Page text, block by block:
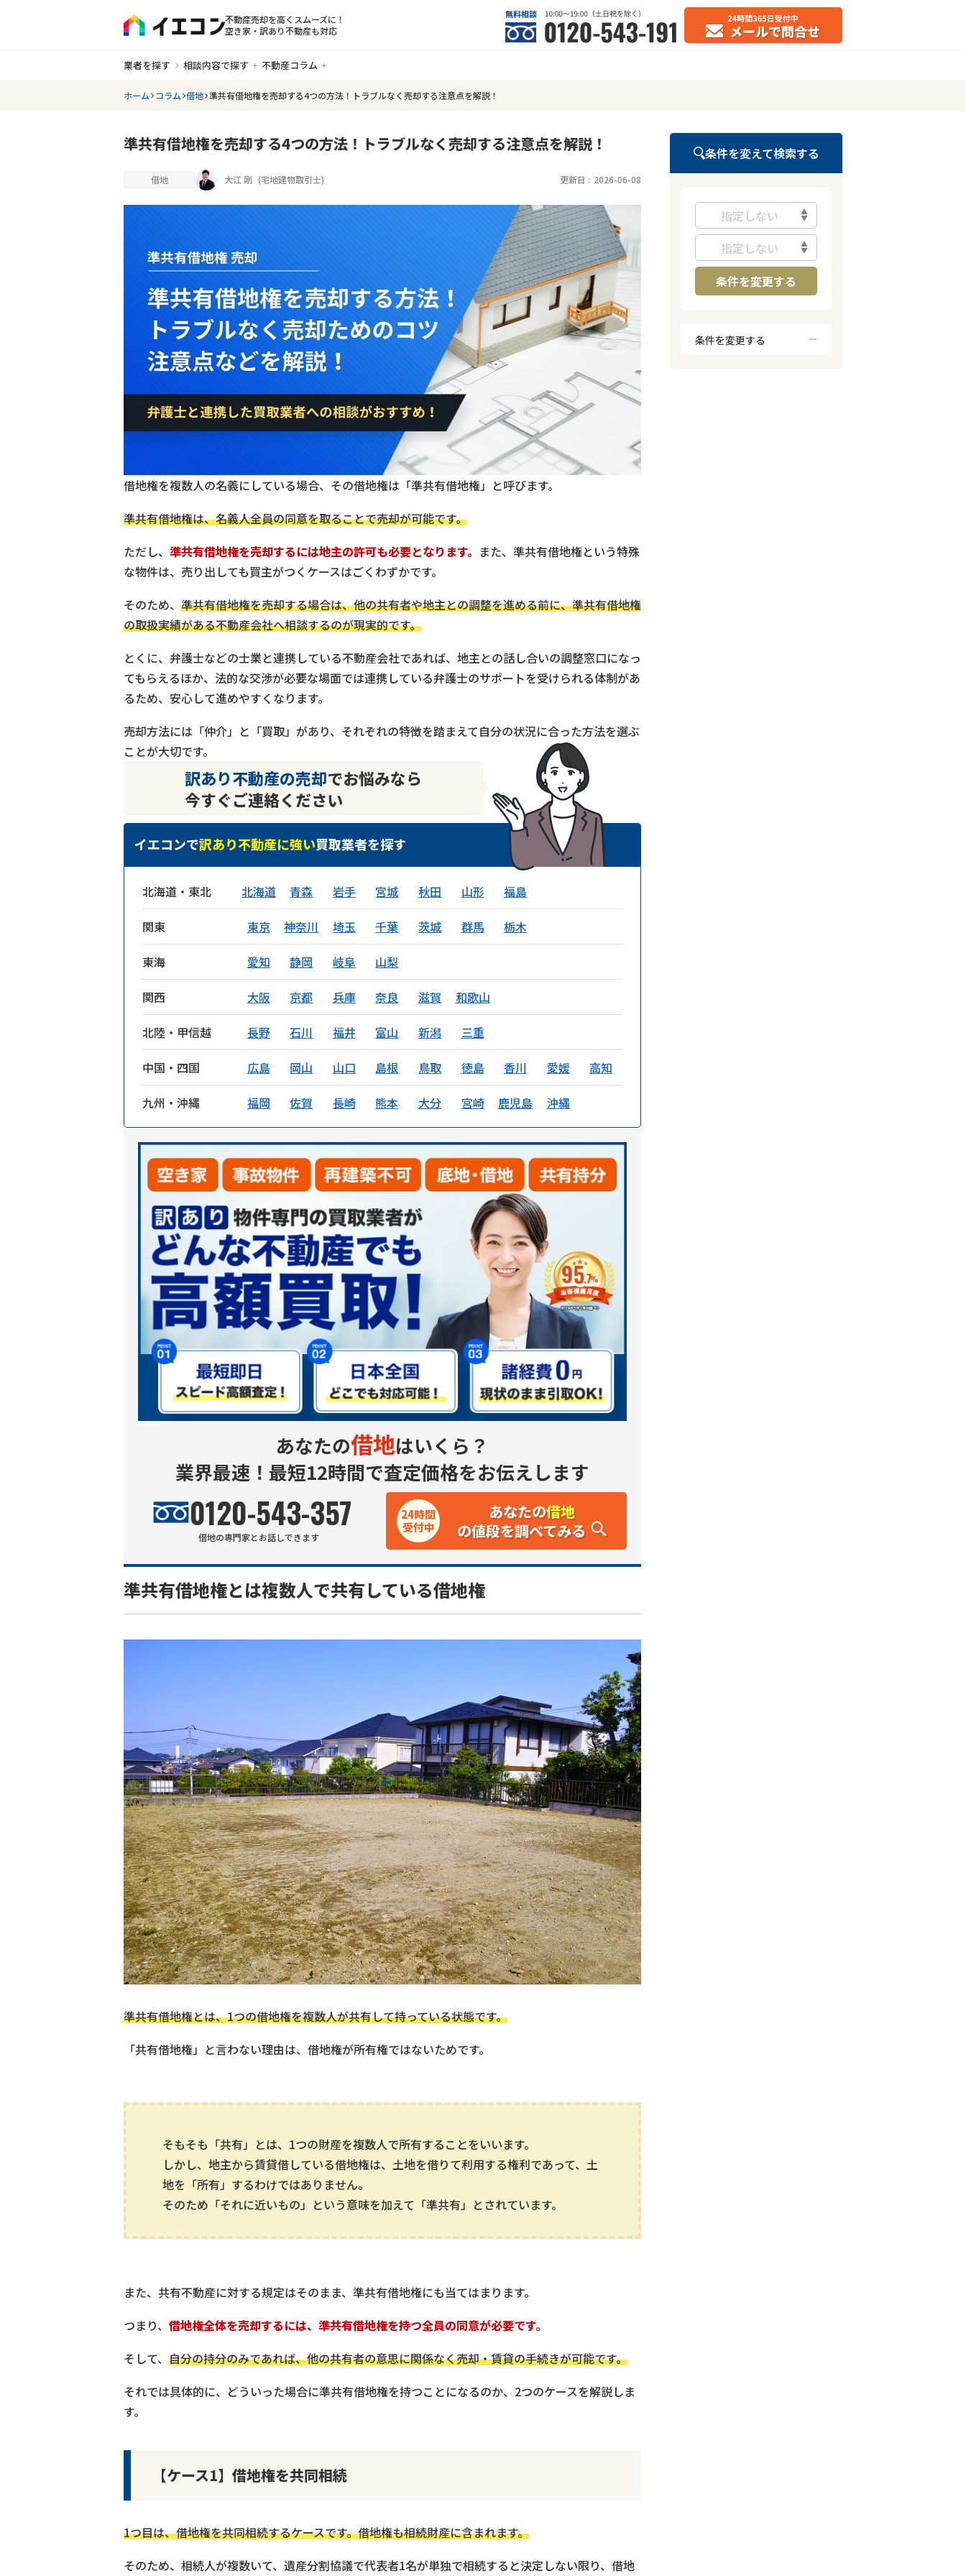
不動産売却を高くスムーズに！
空き家・訳あり不動産も対応
業者を探す 相談内容で探す 不動産コラム
ホーム コラム 借地 準共有借地権を売却する4つの方法！トラブルなく売却する注意点を解説！
準共有借地権を売却する4つの方法！トラブルなく売却する注意点を解説！
借地 大江 剛 (宅地建物取引士) 更新日 : 2026-06-08
借地権を複数人の名義にしている場合、その借地権は「準共有借地権」と呼びます。
準共有借地権は、名義人全員の同意を取ることで売却が可能です。
ただし、 準共有借地権を売却するには地主の許可も必要となります。 また、準共有借地権という特殊
な物件は、売り出しても買主がつくケースはごくわずかです。
そのため、 準共有借地権を売却する場合は、他の共有者や地主との調整を進める前に、準共有借地権
の取扱実績がある不動産会社へ相談するのが現実的です。
とくに、弁護士などの士業と連携している不動産会社であれば、地主との話し合いの調整窓口になっ
てもらえるほか、法的な交渉が必要な場面では連携している弁護士のサポートを受けられる体制があ
るため、安心して進めやすくなります。
売却方法には「仲介」と「買取」があり、それぞれの特徴を踏まえて自分の状況に合った方法を選ぶ
ことが大切です。
訳あり不動産の売却でお悩みなら
今すぐご連絡ください
イエコンで訳あり不動産に強い買取業者を探す
北海道・東北 北海道 青森 岩手 宮城 秋田 山形 福島
関東 東京 神奈川 埼玉 千葉 茨城 群馬 栃木
東海 愛知 静岡 岐阜 山梨
関西 大阪 京都 兵庫 奈良 滋賀 和歌山
北陸・甲信越 長野 石川 福井 富山 新潟 三重
中国・四国 広島 岡山 山口 島根 鳥取 徳島 香川 愛媛 高知
九州・沖縄 福岡 佐賀 長崎 熊本 大分 宮崎 鹿児島 沖縄
あなたの借地はいくら？
業界最速！最短12時間で査定価格をお伝えします
0120-543-357
借地の専門家とお話しできます
あなたの借地
の値段を調べてみる
24時間
受付中
準共有借地権とは複数人で共有している借地権
準共有借地権とは、1つの借地権を複数人が共有して持っている状態です。
「共有借地権」と言わない理由は、借地権が所有権ではないためです。
そもそも「共有」とは、1つの財産を複数人で所有することをいいます。
しかし、地主から賃貸借している借地権は、土地を借りて利用する権利であって、土
地を「所有」するわけではありません。
そのため「それに近いもの」という意味を加えて「準共有」とされています。
また、共有不動産に対する規定はそのまま、準共有借地権にも当てはまります。
つまり、 借地権全体を売却するには、準共有借地権を持つ全員の同意が必要です。
そして、 自分の持分のみであれば、他の共有者の意思に関係なく売却・賃貸の手続きが可能です。
それでは具体的に、どういった場合に準共有借地権を持つことになるのか、2つのケースを解説しま
す。
【ケース1】借地権を共同相続
1つ目は、借地権を共同相続するケースです。借地権も相続財産に含まれます。
そのため、相続人が複数いて、遺産分割協議で代表者1名が単独で相続すると決定しない限り、借地
条件を変えて検索する
指定しない
指定しない
条件を変更する
条件を変更する